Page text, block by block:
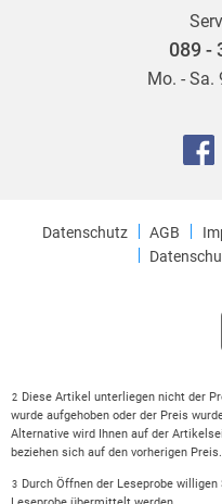
089 -
Mo. - Sa.
Datenschutz AGB
2
Diese Artikel unterliegen nicht der
wurde aufgehoben oder der Preis
Alternative wird Ihnen auf der
beziehen sich auf den vorherigen Preis.
3
Durch Öffnen der Leseprobe